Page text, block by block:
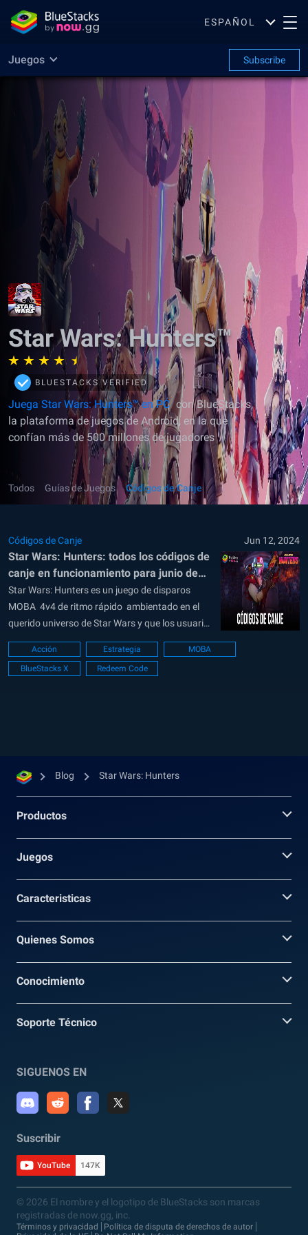
ESPAÑOL
Juegos Subscribe
Star Wars: Hunters™
BLUESTACKS VERIFIED
Juega Star Wars: Hunters™ en PC con BlueStacks,
la plataforma de juegos de Android, en la que
confían más de 500 millones de jugadores
Todos Guías de Juegos Códigos de Canje
Códigos de Canje Jun 12, 2024
Star Wars: Hunters: todos los códigos de
canje en funcionamiento para junio de
2024
Star Wars: Hunters es un juego de disparos
MOBA 4v4 de ritmo rápido ambientado en el
querido universo de Star Wars y que los usuarios
pueden jugar en una PC o computadora portátil
con BlueStacks para obtener la mejor
experiencia. En este juego, los jugadores pueden
Acción Estrategia
MOBA
BlueStacks X
Redeem Code
Blog Star Wars: Hunters
Productos
Juegos
Caracteristicas
Quienes Somos
Conocimiento
Soporte Técnico
SIGUENOS EN
Suscribir
YouTube 147K
© 2026 El nombre y el logotipo de BlueStacks son marcas
registradas de now.gg, inc.
Términos y privacidad
Política de disputa de derechos de autor